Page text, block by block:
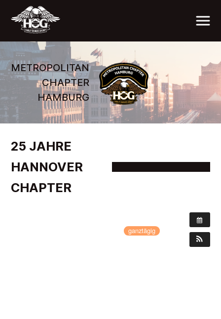
METROPOLITAN
CHAPTER
HAMBURG
25 JAHRE
HANNOVER
CHAPTER
27. Juli 2018 – 29. Juli 2018 ganztägig